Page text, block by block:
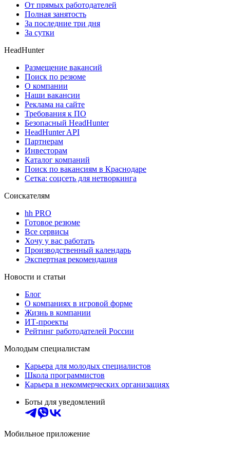
От прямых работодателей
Полная занятость
За последние три дня
За сутки
HeadHunter
Размещение вакансий
Поиск по резюме
О компании
Наши вакансии
Реклама на сайте
Требования к ПО
Безопасный HeadHunter
HeadHunter API
Партнерам
Инвесторам
Каталог компаний
Поиск по вакансиям в Краснодаре
Сетка: соцсеть для нетворкинга
Соискателям
hh PRO
Готовое резюме
Все сервисы
Хочу у вас работать
Производственный календарь
Экспертная рекомендация
Новости и статьи
Блог
О компаниях в игровой форме
Жизнь в компании
ИТ-проекты
Рейтинг работодателей России
Молодым специалистам
Карьера для молодых специалистов
Школа программистов
Карьера в некоммерческих организациях
Боты для уведомлений
Мобильное приложение